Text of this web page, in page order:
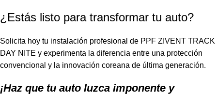
¿Estás listo para transformar tu auto?
Solicita hoy tu instalación profesional de PPF ZIVENT TRACK
DAY NITE y experimenta la diferencia entre una protección
convencional y la innovación coreana de última generación.
¡Haz que tu auto luzca imponente y